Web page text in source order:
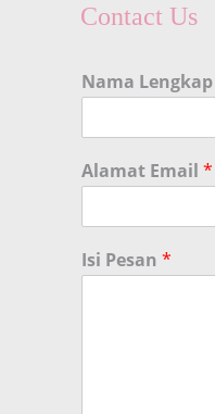
Contact Us
Nama Lengkap
Alamat Email *
Isi Pesan *